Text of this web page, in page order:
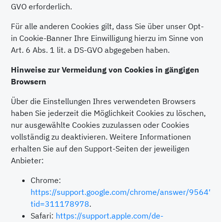
GVO erforderlich.
Für alle anderen Cookies gilt, dass Sie über unser Opt-
in Cookie-Banner Ihre Einwilligung hierzu im Sinne von
Art. 6 Abs. 1 lit. a DS-GVO abgegeben haben.
Hinweise zur Vermeidung von Cookies in gängigen
Browsern
Über die Einstellungen Ihres verwendeten Browsers
haben Sie jederzeit die Möglichkeit Cookies zu löschen,
nur ausgewählte Cookies zuzulassen oder Cookies
vollständig zu deaktivieren. Weitere Informationen
erhalten Sie auf den Support-Seiten der jeweiligen
Anbieter:
Chrome:
https://support.google.com/chrome/answer/95647?
tid=311178978.
Safari: https://support.apple.com/de-